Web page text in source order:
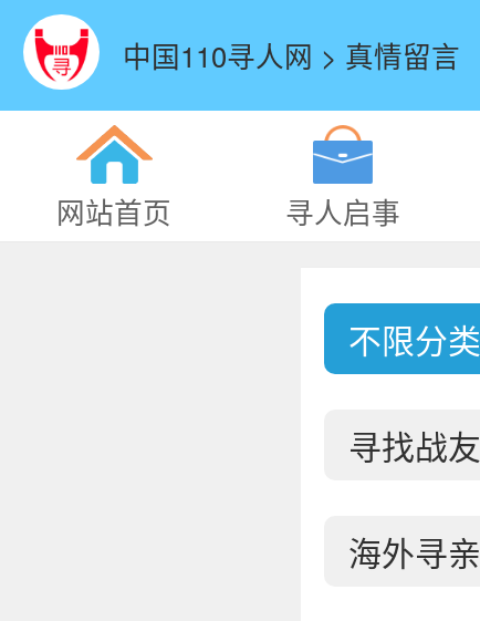
中国110寻人网 > 真情留言
网站首页 寻人启事
不限分类
寻找战友
海外寻亲